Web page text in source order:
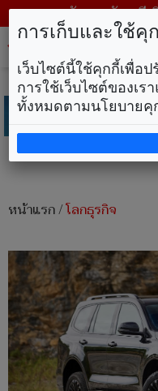
วันพฤหัสบดี
หน้าแรก/โลกธุรกิจ
การเก็บและใช้คุ
เว็บไซต์นี้ใช้คุกกี้เพื่อ
การใช้เว็บไซต์ของเ
ทั้งหมดตามนโยบายคุ